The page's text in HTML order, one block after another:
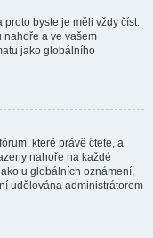
byste je měli vždy číst.
nahoře a ve vašem
jako globálního
které právě čtete, a
nahoře na každé
u globálních oznámení,
udělována administrátorem